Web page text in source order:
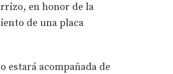
en honor de la
de una placa
estará acompañada de